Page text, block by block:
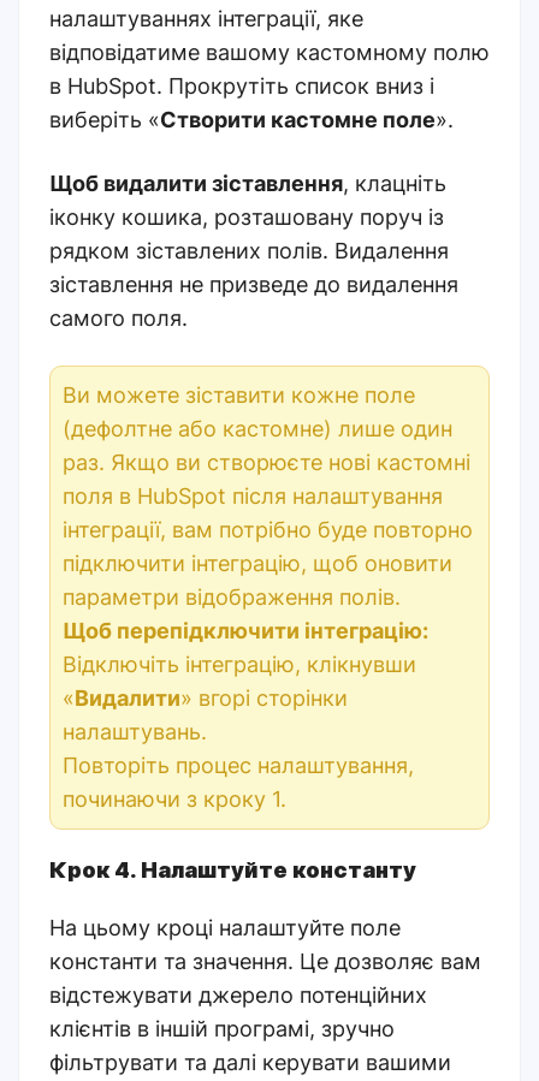
налаштуваннях інтеграції, яке
відповідатиме вашому кастомному полю
в HubSpot. Прокрутіть список вниз і
виберіть «Створити кастомне поле».
Щоб видалити зіставлення, клацніть
іконку кошика, розташовану поруч із
рядком зіставлених полів. Видалення
зіставлення не призведе до видалення
самого поля.
Ви можете зіставити кожне поле
(дефолтне або кастомне) лише один
раз. Якщо ви створюєте нові кастомні
поля в HubSpot після налаштування
інтеграції, вам потрібно буде повторно
підключити інтеграцію, щоб оновити
параметри відображення полів.
Щоб перепідключити інтеграцію:
Відключіть інтеграцію, клікнувши
«Видалити» вгорі сторінки
налаштувань.
Повторіть процес налаштування,
починаючи з кроку 1.
Крок 4. Налаштуйте константу
На цьому кроці налаштуйте поле
константи та значення. Це дозволяє вам
відстежувати джерело потенційних
клієнтів в іншій програмі, зручно
фільтрувати та далі керувати вашими